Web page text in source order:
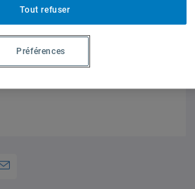
plus sur cet ouvrage,
lesite internet de Les
Tout refuser
Préférences